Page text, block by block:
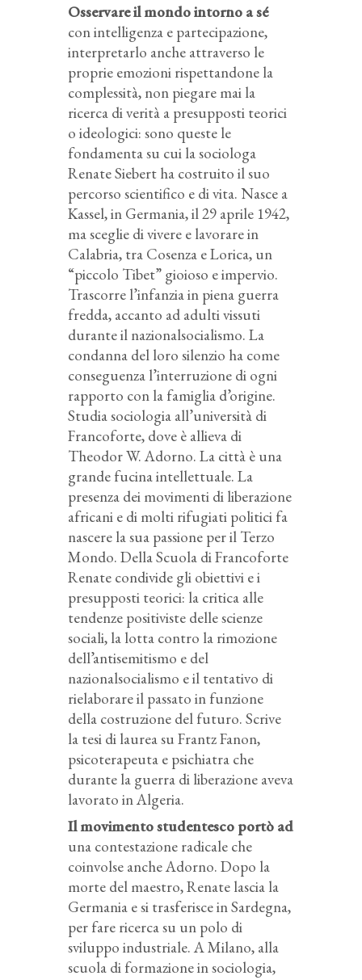
Osservare il mondo intorno a sé
con intelligenza e partecipazione,
interpretarlo anche attraverso le
proprie emozioni rispettandone la
complessità, non piegare mai la
ricerca di verità a presupposti teorici
o ideologici: sono queste le
fondamenta su cui la sociologa
Renate Siebert ha costruito il suo
percorso scientifico e di vita. Nasce a
Kassel, in Germania, il 29 aprile 1942,
ma sceglie di vivere e lavorare in
Calabria, tra Cosenza e Lorica, un
“piccolo Tibet” gioioso e impervio.
Trascorre l’infanzia in piena guerra
fredda, accanto ad adulti vissuti
durante il nazionalsocialismo. La
condanna del loro silenzio ha come
conseguenza l’interruzione di ogni
rapporto con la famiglia d’origine.
Studia sociologia all’università di
Francoforte, dove è allieva di
Theodor W. Adorno. La città è una
grande fucina intellettuale. La
presenza dei movimenti di liberazione
africani e di molti rifugiati politici fa
nascere la sua passione per il Terzo
Mondo. Della Scuola di Francoforte
Renate condivide gli obiettivi e i
presupposti teorici: la critica alle
tendenze positiviste delle scienze
sociali, la lotta contro la rimozione
dell’antisemitismo e del
nazionalsocialismo e il tentativo di
rielaborare il passato in funzione
della costruzione del futuro. Scrive
la tesi di laurea su Frantz Fanon,
psicoterapeuta e psichiatra che
durante la guerra di liberazione aveva
lavorato in Algeria.
Il movimento studentesco portò ad
una contestazione radicale che
coinvolse anche Adorno. Dopo la
morte del maestro, Renate lascia la
Germania e si trasferisce in Sardegna,
per fare ricerca su un polo di
sviluppo industriale. A Milano, alla
scuola di formazione in sociologia,